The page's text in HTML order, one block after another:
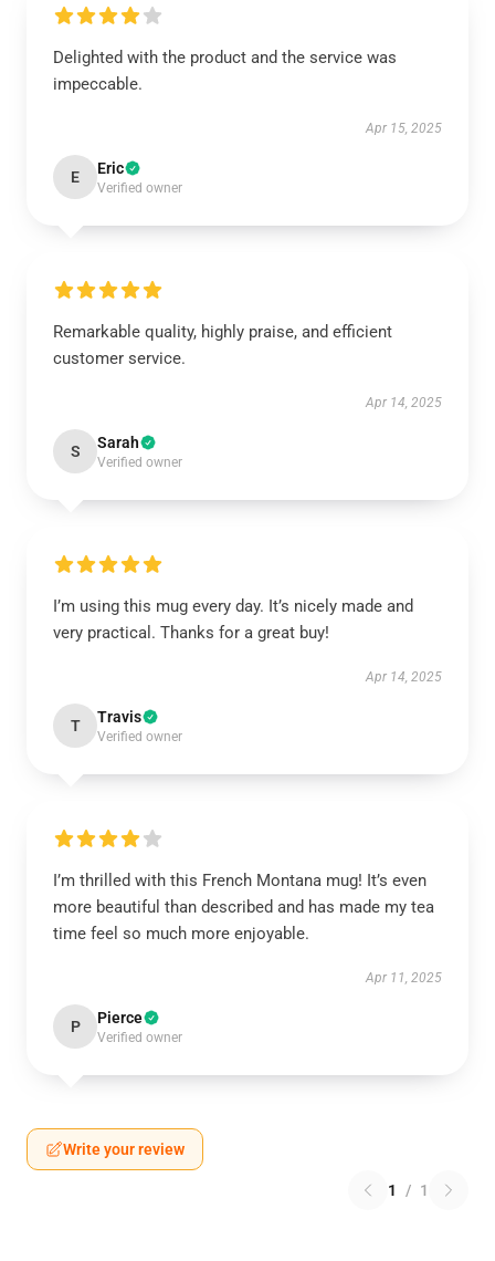
Delighted with the product and the service was
impeccable.
Apr 15, 2025
E Eric
Verified owner
Remarkable quality, highly praise, and efficient
customer service.
Apr 14, 2025
S Sarah
Verified owner
I’m using this mug every day. It’s nicely made and
very practical. Thanks for a great buy!
Apr 14, 2025
T Travis
Verified owner
I’m thrilled with this French Montana mug! It’s even
more beautiful than described and has made my tea
time feel so much more enjoyable.
Apr 11, 2025
P Pierce
Verified owner
Write your review
1 / 1